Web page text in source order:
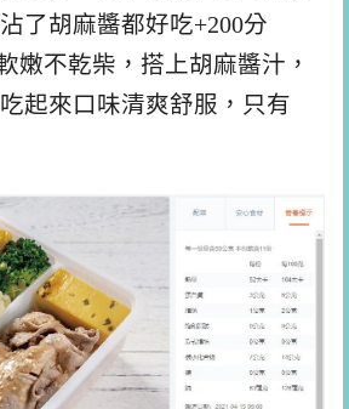
了胡麻醬都好吃+200分
嫩不乾柴，搭上胡麻醬汁，
起來口味清爽舒服，只有